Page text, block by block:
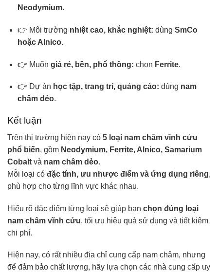
Neodymium.
👉 Môi trường nhiệt cao, khắc nghiệt: dùng SmCo
hoặc Alnico.
👉 Muốn giá rẻ, bền, phổ thông: chọn Ferrite.
👉 Dự án học tập, trang trí, quảng cáo: dùng nam
châm dẻo.
Kết luận
Trên thị trường hiện nay có 5 loại nam châm vĩnh cửu
phổ biến, gồm Neodymium, Ferrite, Alnico, Samarium
Cobalt và nam châm dẻo.
Mỗi loại có đặc tính, ưu nhược điểm và ứng dụng riêng,
phù hợp cho từng lĩnh vực khác nhau.
Hiểu rõ đặc điểm từng loại sẽ giúp bạn chọn đúng loại
nam châm vĩnh cửu, tối ưu hiệu quả sử dụng và tiết kiệm
chi phí.
Hiện nay, có rất nhiều địa chỉ cung cấp nam châm, nhưng
để đảm bảo chất lượng, hãy lựa chọn các nhà cung cấp uy